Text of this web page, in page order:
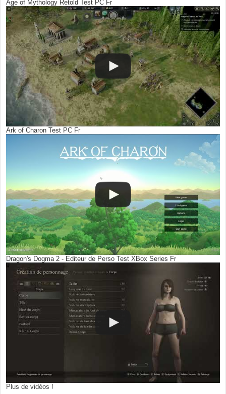
Age of Mythology Retold Test PC Fr
Ark of Charon Test PC Fr
Dragon's Dogma 2 - Editeur de Perso Test XBox Series Fr
Plus de vidéos !